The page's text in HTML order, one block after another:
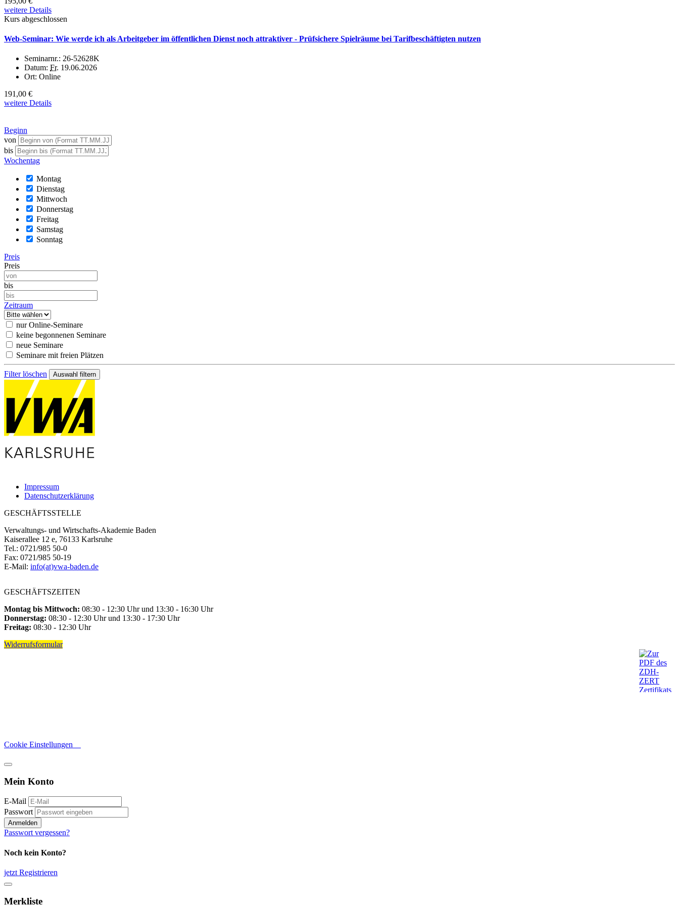
weitere Details
Kurs abgeschlossen
Web-Seminar: Wie werde ich als Arbeitgeber im öffentlichen Dienst noch attraktiver - Prüfsichere Spielräume bei Tarifbeschäftigten nutzen
Seminarnr.: 26-52628K
Datum: Fr. 19.06.2026
Ort: Online
191,00 €
weitere Details
Beginn
von
bis
Wochentag
Montag
Dienstag
Mittwoch
Donnerstag
Freitag
Samstag
Sonntag
Preis
Preis
bis
Zeitraum
nur Online-Seminare
keine begonnenen Seminare
neue Seminare
Seminare mit freien Plätzen
Filter löschen
Impressum
Datenschutzerklärung
GESCHÄFTSSTELLE
Verwaltungs- und Wirtschafts-Akademie Baden
Kaiserallee 12 e, 76133 Karlsruhe
Tel.: 0721/985 50-0
Fax: 0721/985 50-19
E-Mail: info(at)vwa-baden.de
GESCHÄFTSZEITEN
Montag bis Mittwoch: 08:30 - 12:30 Uhr und 13:30 - 16:30 Uhr
Donnerstag: 08:30 - 12:30 Uhr und 13:30 - 17:30 Uhr
Freitag: 08:30 - 12:30 Uhr
Widerrufsformular
Cookie Einstellungen
Mein Konto
E-Mail
Passwort
Anmelden
Passwort vergessen?
Noch kein Konto?
jetzt Registrieren
Merkliste